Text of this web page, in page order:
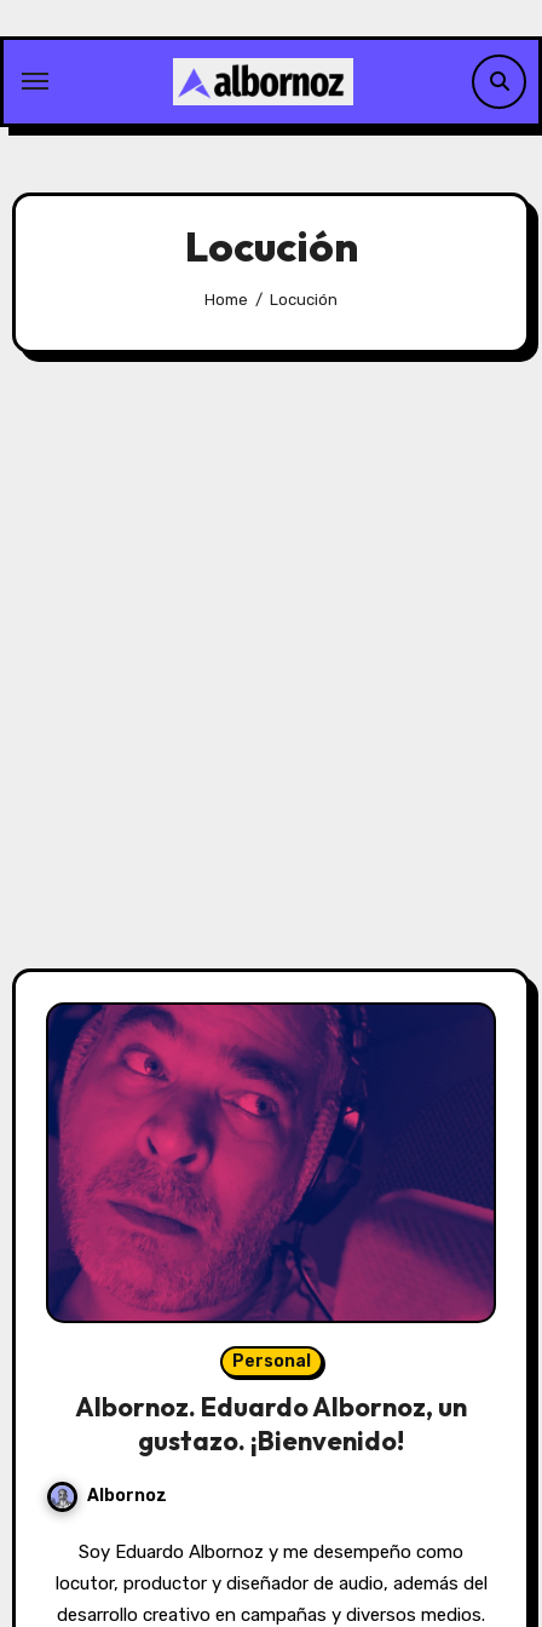
content
Locución
Home Locución
Personal
Albornoz. Eduardo Albornoz, un
gustazo. ¡Bienvenido!
Albornoz
Soy Eduardo Albornoz y me desempeño como
locutor, productor y diseñador de audio, además del
desarrollo creativo en campañas y diversos medios.